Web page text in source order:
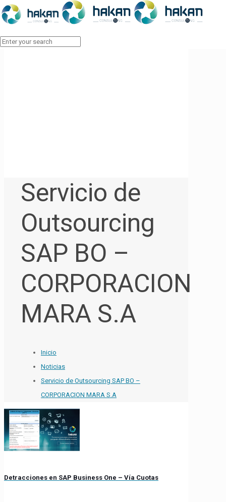
Servicio de
Outsourcing
SAP BO –
CORPORACION
MARA S.A
Inicio
Noticias
Servicio de Outsourcing SAP BO –
CORPORACION MARA S.A
Detracciones en SAP Business One – Vía Cuotas